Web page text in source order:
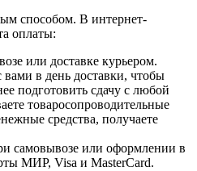
способом. В интернет-
оплаты:
или доставке курьером.
вами в день доставки, чтобы
подготовить сдачу с любой
товаросопроводительные
средства, получаете
самовывозе или оформлении в
МИР, Visa и MasterCard.